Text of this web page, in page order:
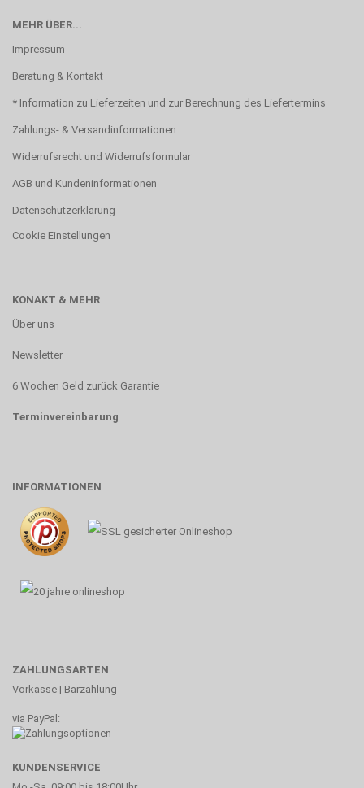
MEHR ÜBER...
Impressum
Beratung & Kontakt
* Information zu Lieferzeiten und zur Berechnung des Liefertermins
Zahlungs- & Versandinformationen
Widerrufsrecht und Widerrufsformular
AGB und Kundeninformationen
Datenschutzerklärung
Cookie Einstellungen
KONAKT & MEHR
Über uns
Newsletter
6 Wochen Geld zurück Garantie
Terminvereinbarung
INFORMATIONEN
ZAHLUNGSARTEN
Vorkasse | Barzahlung
via PayPal:
KUNDENSERVICE